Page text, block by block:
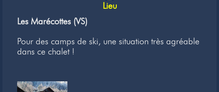
Lieu
Les Marécottes (VS)
Pour des camps de ski, une situation très agréable
dans ce chalet !